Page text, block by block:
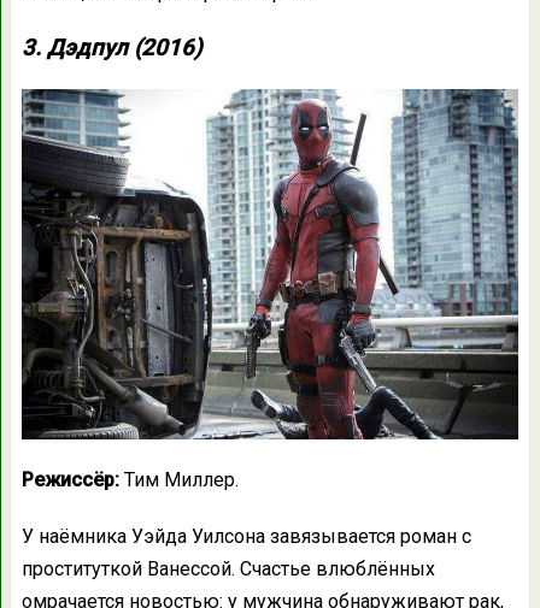
3. Дэдпул (2016)
Режиссёр:Тим Миллер.
У наёмника Уэйда Уилсона завязывается роман с
проституткой Ванессой. Счастье влюблённых
омрачается новостью: у мужчина обнаруживают рак,